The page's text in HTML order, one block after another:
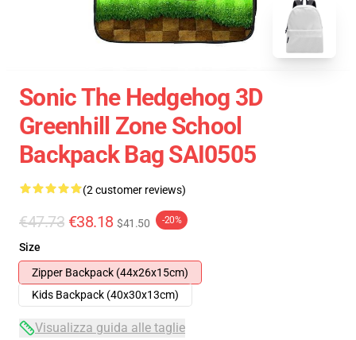
Sonic The Hedgehog 3D
Greenhill Zone School
Backpack Bag SAI0505
(2 customer reviews)
€47.73 €38.18 $41.50 -20%
Size
Zipper Backpack (44x26x15cm)
Kids Backpack (40x30x13cm)
Visualizza guida alle taglie